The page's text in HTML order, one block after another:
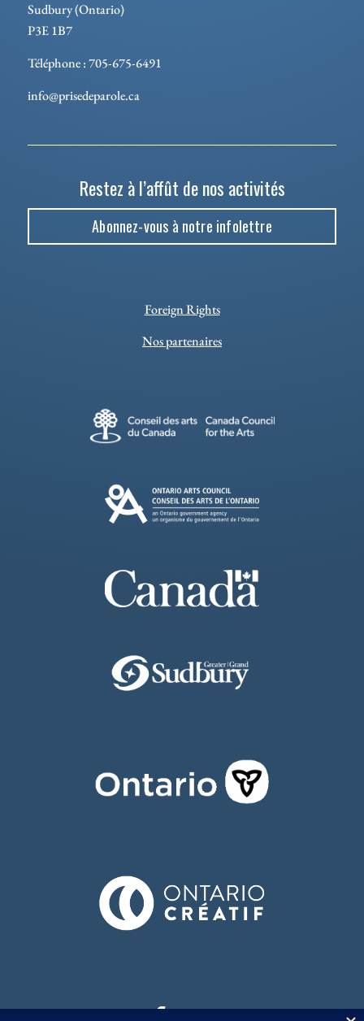
Sudbury (Ontario)
P3E 1B7
Téléphone : 705-675-6491
info@prisedeparole.ca
Restez à l’affût de nos activités
Abonnez-vous à notre infolettre
Foreign Rights
Nos partenaires